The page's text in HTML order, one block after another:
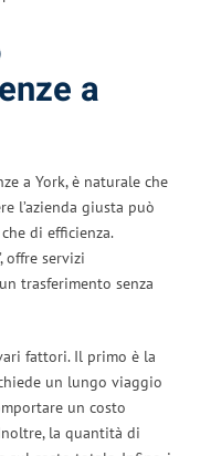
a
a York, è naturale che
l’azienda giusta può
di efficienza.
offre servizi
trasferimento senza
fattori. Il primo è la
un lungo viaggio
un costo
la quantità di